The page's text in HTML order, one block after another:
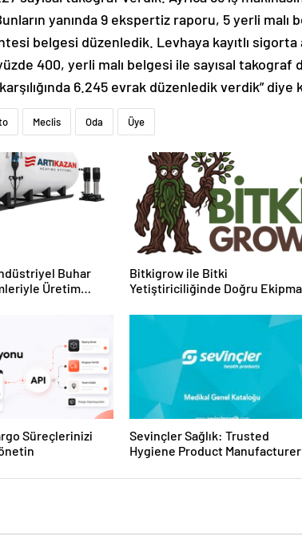
yanında 9 ekspertiz raporu, 5 yerli malı
belgesi düzenledik. Levhaya kayıtlı sigorta
400, yerli malı belgesi ile sayısal takograf
6.245 evrak düzenledik verdik” diye
Meclis Oda Üye
Buhar
Üretim
Bitkigrow ile Bitki
Yetiştiriciliğinde Doğru
Süreçlerinizi
Sevinçler Sağlık: Trusted
Hygiene Product